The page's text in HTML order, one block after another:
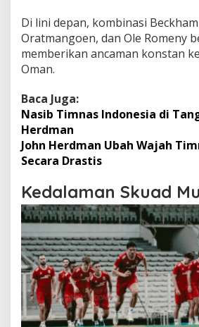
Di lini depan, kombinasi
Oratmangoen, dan Ole Romeny
memberikan ancaman konstan
Oman.
Baca Juga:
Nasib Timnas Indonesia di
Herdman
John Herdman Ubah Wajah
Secara Drastis
Kedalaman Skuad